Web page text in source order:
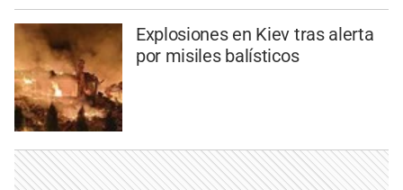
Explosiones en Kiev tras alerta
por misiles balísticos